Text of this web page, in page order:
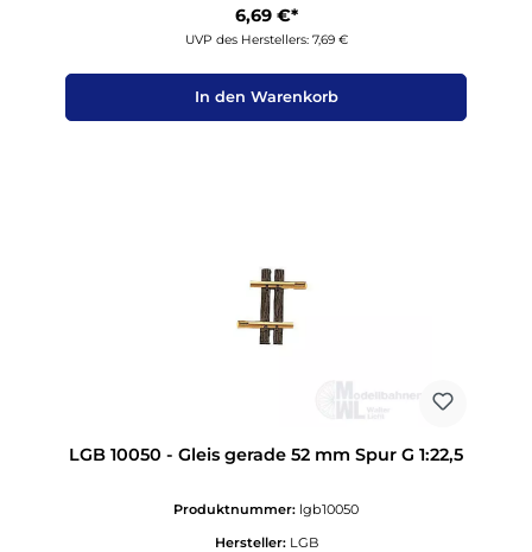
6,69 €*
UVP des Herstellers: 7,69 €
In den Warenkorb
LGB 10050 - Gleis gerade 52 mm Spur G 1:22,5
Produktnummer: lgb10050
Hersteller: LGB